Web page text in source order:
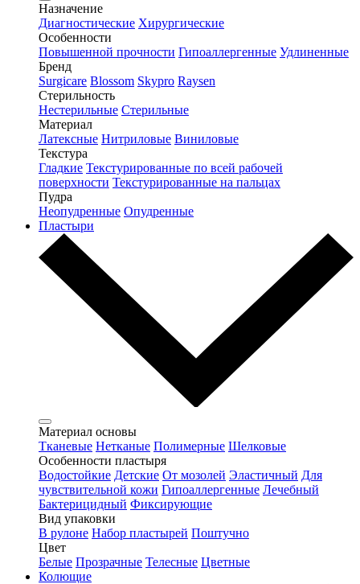
Назначение
Диагностические Хирургические
Особенности
Повышенной прочности Гипоаллергенные Удлиненные
Бренд
Surgicare Blossom Skypro Raysen
Стерильность
Нестерильные Стерильные
Материал
Латексные Нитриловые Виниловые
Текстура
Гладкие Текстурированные по всей рабочей
поверхности Текстурированные на пальцах
Пудра
Неопудренные Опудренные
Пластыри
Материал основы
Тканевые Нетканые Полимерные Шелковые
Особенности пластыря
Водостойкие Детские От мозолей Эластичный Для
чувствительной кожи Гипоаллергенные Лечебный
Бактерицидный Фиксирующие
Вид упаковки
В рулоне Набор пластырей Поштучно
Цвет
Белые Прозрачные Телесные Цветные
Колющие